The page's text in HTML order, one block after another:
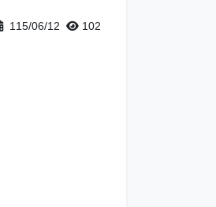
115/06/12 102